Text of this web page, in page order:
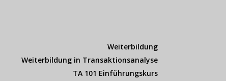
Weiterbildung
Weiterbildung in Transaktionsanalyse
TA 101 Einführungskurs